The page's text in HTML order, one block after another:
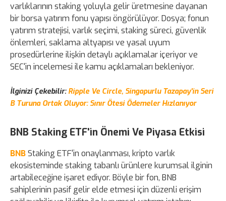
varlıklarının staking yoluyla gelir üretmesine dayanan
bir borsa yatırım fonu yapısı öngörülüyor. Dosya; fonun
yatırım stratejisi, varlık seçimi, staking süreci, güvenlik
önlemleri, saklama altyapısı ve yasal uyum
prosedürlerine ilişkin detaylı açıklamalar içeriyor ve
SEC'in incelemesi ile kamu açıklamaları bekleniyor.
İlginizi Çekebilir: Ripple Ve Circle, Singapurlu Tazapay'in Seri
B Turuna Ortak Oluyor: Sınır Ötesi Ödemeler Hızlanıyor
BNB Staking ETF'in Önemi Ve Piyasa Etkisi
BNBStaking ETF'in onaylanması, kripto varlık
ekosisteminde staking tabanlı ürünlere kurumsal ilginin
artabileceğine işaret ediyor. Böyle bir fon, BNB
sahiplerinin pasif gelir elde etmesi için düzenli erişim